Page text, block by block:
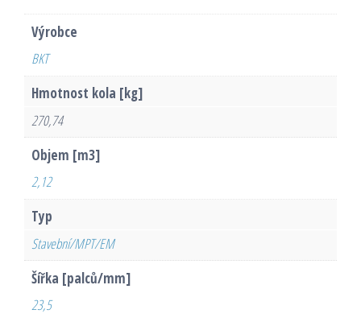
Výrobce
BKT
Hmotnost kola [kg]
270,74
Objem [m3]
2,12
Typ
Stavební/MPT/EM
Šířka [palců/mm]
23,5